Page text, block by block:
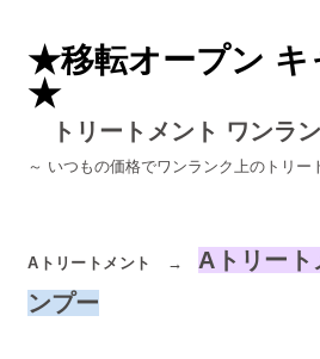
★移転オープン キ
★
トリートメント ワンラ
～ いつもの価格でワンランク上のトリー
Aトリートメント → Aトリート
ンプー